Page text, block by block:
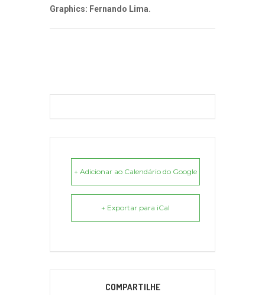
Graphics: Fernando Lima.
+ Adicionar ao Calendário do Google
+ Exportar para iCal
COMPARTILHE